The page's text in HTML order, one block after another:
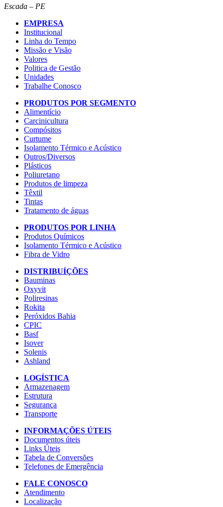
Escada – PE
EMPRESA
Institucional
Linha do Tempo
Missão e Visão
Valores
Politica de Gestão
Unidades
Trabalhe Conosco
PRODUTOS POR SEGMENTO
Alimentício
Carcinicultura
Compósitos
Curtume
Isolamento Térmico e Acústico
Outros/Diversos
Plásticos
Poliuretano
Produtos de limpeza
Têxtil
Tintas
Tratamento de águas
PRODUTOS POR LINHA
Produtos Químicos
Isolamento Térmico e Acústico
Fibra de Vidro
DISTRIBUÍÇÕES
Bauminas
Oxyvit
Poliresinas
Rokita
Peróxidos Bahia
CPIC
Basf
Isover
Solenis
Ashland
LOGÍSTICA
Armazenagem
Estrutura
Segurança
Transporte
INFORMAÇÕES ÚTEIS
Documentos úteis
Links Úteis
Tabela de Conversões
Telefones de Emergência
FALE CONOSCO
Atendimento
Localização